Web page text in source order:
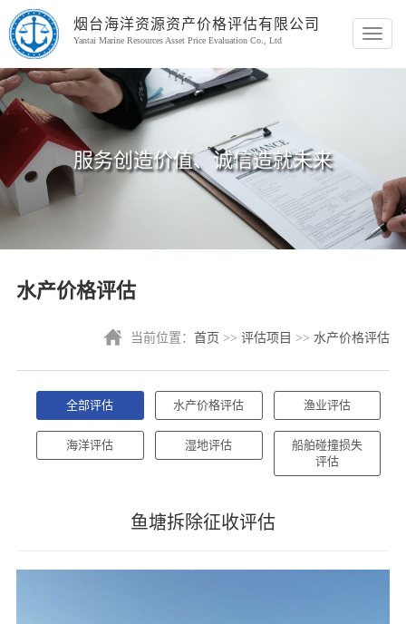
切
换
导
烟台海洋资源资产价格评估有限公司
Yantai Marine Resources Asset Price Evaluation Co., Ltd
服务创造价值、诚信造就未来
水产价格评估
当前位置：首页 >>评估项目 >>水产价格评估
全部评估 水产价格评估 渔业评估
海洋评估 湿地评估
船舶碰撞损失
评估
鱼塘拆除征收评估